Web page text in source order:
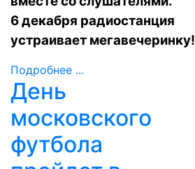
6 декабря радиостанция
устраивает мегавечеринку!
Подробнее ...
День
московского
футбола